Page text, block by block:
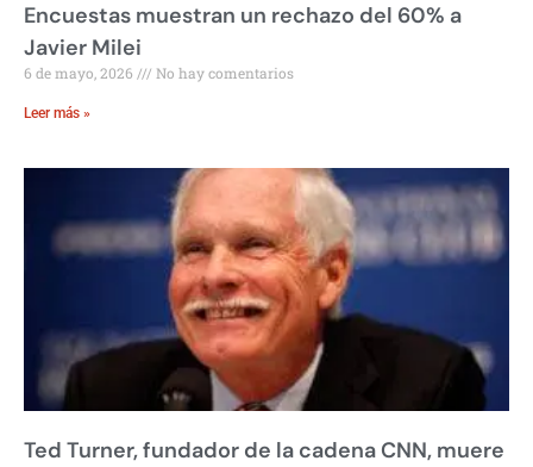
Encuestas muestran un rechazo del 60% a
Javier Milei
6 de mayo, 2026 No hay comentarios
Leer más »
Ted Turner, fundador de la cadena CNN, muere